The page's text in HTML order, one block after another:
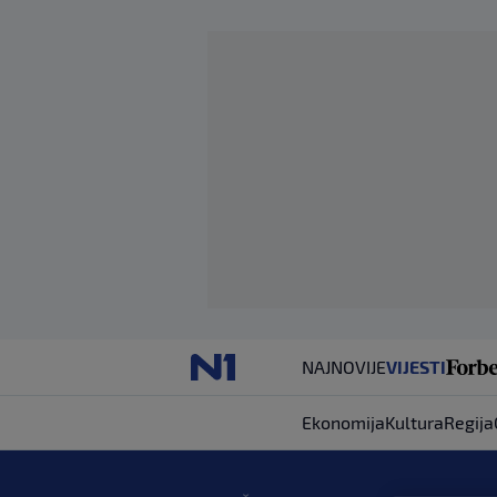
NAJNOVIJEVIJESTI
EkonomijaKulturaRegija